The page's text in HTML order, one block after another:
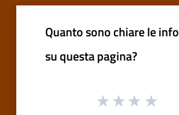
Quanto sono chiare le
su questa pagina?